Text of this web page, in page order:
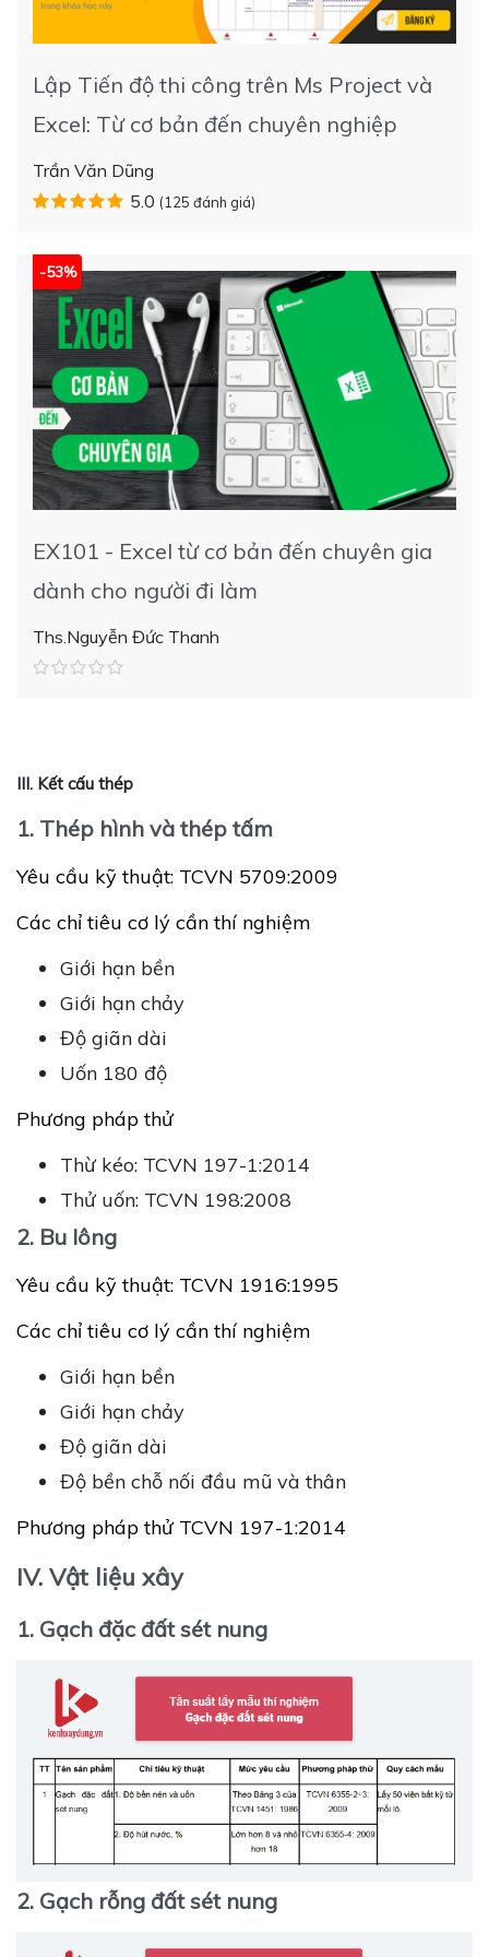
Lập Tiến độ thi công trên Ms Project và
Excel: Từ cơ bản đến chuyên nghiệp
Trần Văn Dũng
5.0 (125 đánh giá)
-53%
EX101 - Excel từ cơ bản đến chuyên gia
dành cho người đi làm
Ths.Nguyễn Đức Thanh
III. Kết cấu thép
1. Thép hình và thép tấm
Yêu cầu kỹ thuật: TCVN 5709:2009
Các chỉ tiêu cơ lý cần thí nghiệm
Giới hạn bền
Giới hạn chảy
Độ giãn dài
Uốn 180 độ
Phương pháp thử
Thừ kéo: TCVN 197-1:2014
Thử uốn: TCVN 198:2008
2. Bu lông
Yêu cầu kỹ thuật: TCVN 1916:1995
Các chỉ tiêu cơ lý cần thí nghiệm
Giới hạn bền
Giới hạn chảy
Độ giãn dài
Độ bền chỗ nối đầu mũ và thân
Phương pháp thử TCVN 197-1:2014
IV. Vật liệu xây
1. Gạch đặc đất sét nung
2. Gạch rỗng đất sét nung